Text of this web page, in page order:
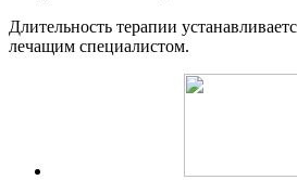
Длительность терапии
лечащим специалистом.